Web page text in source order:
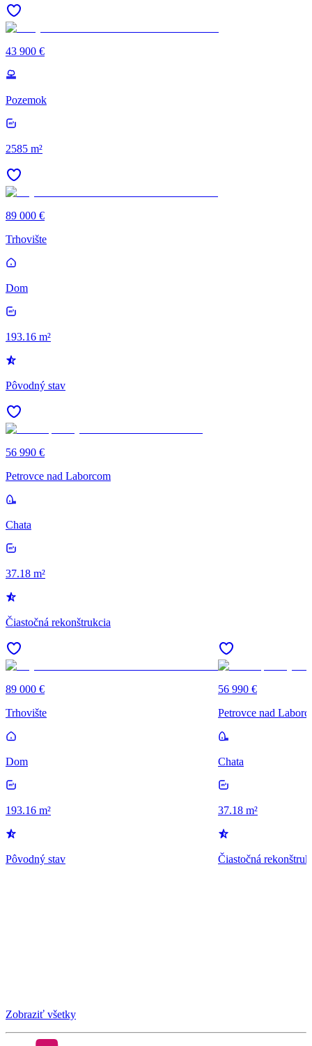
43 900 €
Pozemok
2585 m²
89 000 €
Trhovište
Dom
193.16 m²
Pôvodný stav
56 990 €
Petrovce nad Laborcom
Chata
37.18 m²
Čiastočná rekonštrukcia
89 000 €
Trhovište
Dom
193.16 m²
Pôvodný stav
56 990 €
Petrovce nad
Chata
37.18 m²
Čiastočná
Zobraziť všetky